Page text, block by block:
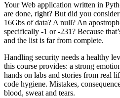
Your Web application written in
are done, right? But did you
16Gbs of data? A null? An
specifically -1 or -231? Because
and the list is far from complete.
Handling security needs a healthy
this course provides: a strong
hands on labs and stories from real
code hygiene. Mistakes,
blood, sweat and tears.